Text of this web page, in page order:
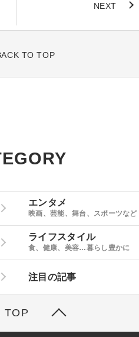
NEXT
TO TOP
エンタメ
映画、芸能、舞台、スポーツなど
ライフスタイル
食、健康、美容…暮らし豊かに
注目の記事
TOP